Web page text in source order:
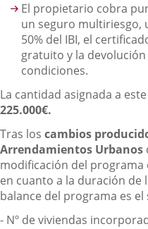
El propietario cobra
un seguro multiriesgo,
50% del IBI, el
gratuito y la
condiciones.
La cantidad asignada a
225.000€.
Tras los cambios
Arrendamientos Urbanos
modificación del
en cuanto a la duración
balance del programa es el
- Nº de viviendas